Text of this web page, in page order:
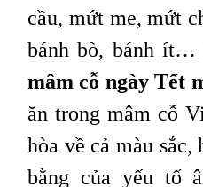
cầu, mứt me, mứt
bánh bò, bánh
mâm cỗ ngày Tết
ăn trong mâm cỗ
hòa về cả màu
bằng của yếu tố